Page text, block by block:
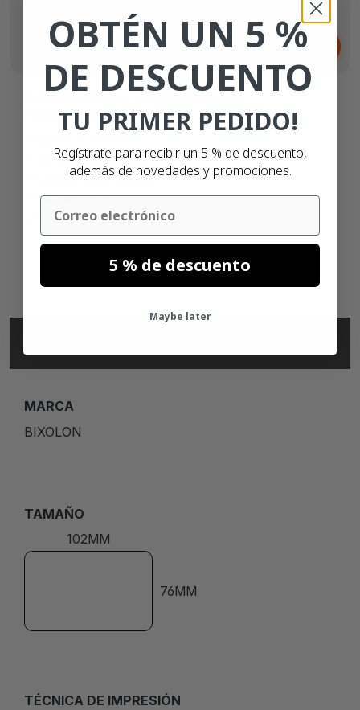
Desde
10,45€
compatibles
Térmico directo (top)
Adhesivo permanente
930 etiquetas
Núcleo de 25mm
MARCA
BIXOLON
TAMAÑO
102MM
76MM
TÉCNICA DE IMPRESIÓN
OBTÉN UN 5 %
DE DESCUENTO
TU PRIMER PEDIDO!
Regístrate para recibir un 5 % de descuento,
además de novedades y promociones.
Email
5 % de descuento
Maybe later